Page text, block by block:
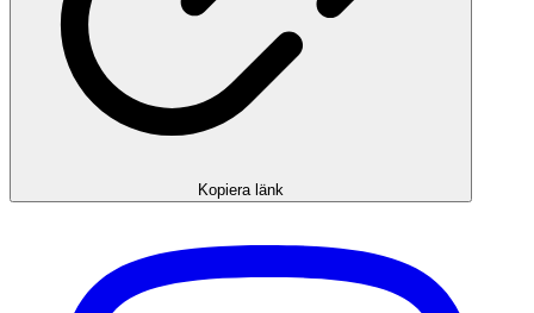
Kopiera länk